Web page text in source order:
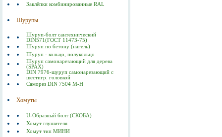
Заклёпки комбинированные RAL
Шурупы
Шуруп-болт сантехнический
DIN571(ГОСТ 11473-75)
Шуруп по бетону (нагель)
Шуруп - кольцо, полукольцо
Шуруп самонарезающий для дерева
(SPAX)
DIN 7976-шуруп самонарезающий с
шестигр. головкой
Саморез DIN 7504 M-H
Хомуты
U-Образный болт (СКОБА)
Хомут глушителя
Хомут тип МИНИ